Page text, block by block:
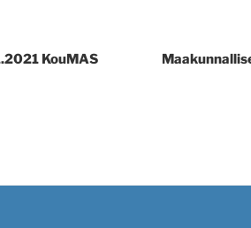
KouMAS